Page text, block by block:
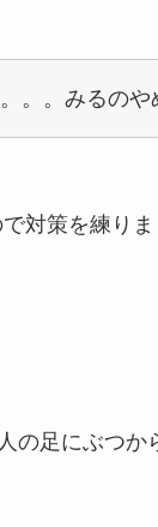
。。みるのや
対策を練りま
の足にぶつ